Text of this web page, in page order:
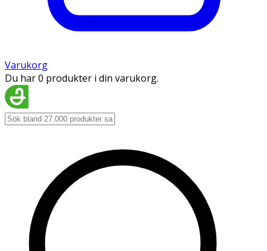
Varukorg
Du har 0 produkter i din varukorg.